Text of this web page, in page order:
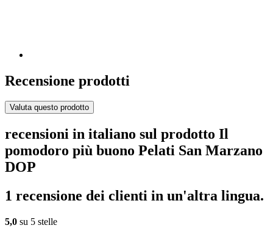
Recensione prodotti
Valuta questo prodotto
recensioni in italiano sul prodotto Il
pomodoro più buono Pelati San Marzano
DOP
1 recensione dei clienti in un'altra lingua.
5,0 su 5 stelle